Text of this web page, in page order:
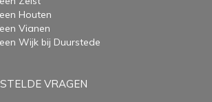
Houten
Vianen
Wijk bij Duurstede
VRAGEN